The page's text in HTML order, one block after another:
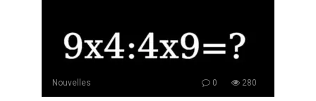
Nouvelles 0 280